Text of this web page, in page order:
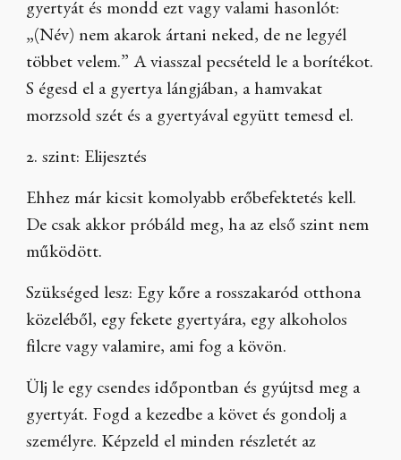
gyertyát és mondd ezt vagy valami hasonlót:
„(Név) nem akarok ártani neked, de ne legyél
többet velem.” A viasszal pecsételd le a borítékot.
S égesd el a gyertya lángjában, a hamvakat
morzsold szét és a gyertyával együtt temesd el.
2. szint: Elijesztés
Ehhez már kicsit komolyabb erőbefektetés kell.
De csak akkor próbáld meg, ha az első szint nem
működött.
Szükséged lesz: Egy kőre a rosszakaród otthona
közeléből, egy fekete gyertyára, egy alkoholos
filcre vagy valamire, ami fog a kövön.
Ülj le egy csendes időpontban és gyújtsd meg a
gyertyát. Fogd a kezedbe a követ és gondolj a
személyre. Képzeld el minden részletét az